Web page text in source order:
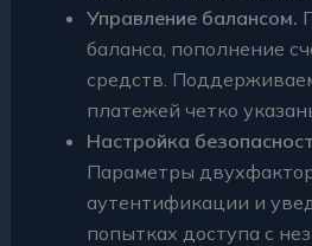
Управление балансом.
баланса, пополнение
средств.
платежей четко
Настройка
Параметры
аутентификации и
попытках доступа с